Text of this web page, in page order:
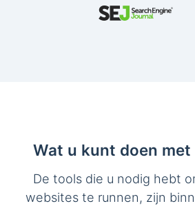
Wat u kunt doen met
De tools die u nodig hebt
websites te runnen, zijn